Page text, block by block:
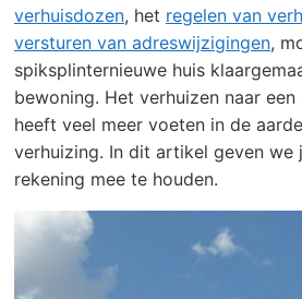
verhuisdozen, het regelen van
versturen van adreswijzigingen,
spiksplinternieuwe huis
bewoning. Het verhuizen naar
heeft veel meer voeten in de aarde
verhuizing. In dit artikel geven we
rekening mee te houden.